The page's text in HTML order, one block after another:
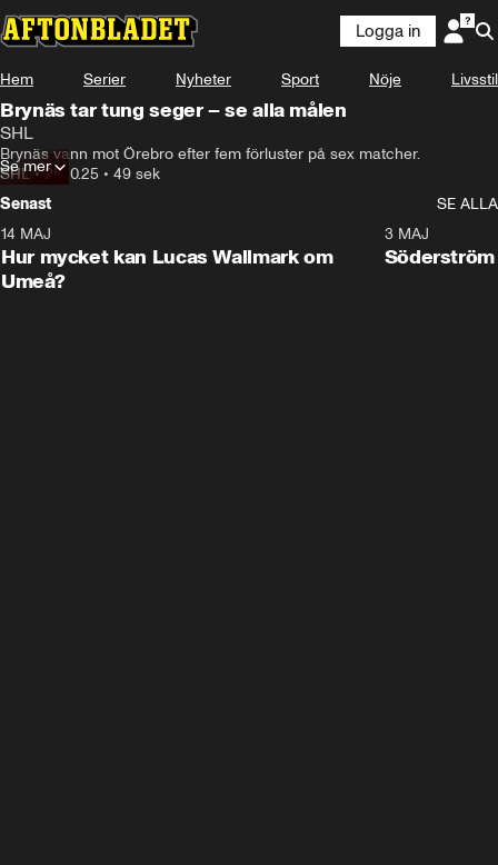
Logga in
Hem Serier Nyheter Sport Nöje Livsstil
Brynäs tar tung seger – se alla målen
SHL
Brynäs vann mot Örebro efter fem förluster på sex matcher.
SHL•28.10.25 • 49 sek
Se mer
Senast
SE ALLA
Plus
14 MAJ
Hur mycket kan Lucas Wallmark om
Umeå?
3 MAJ